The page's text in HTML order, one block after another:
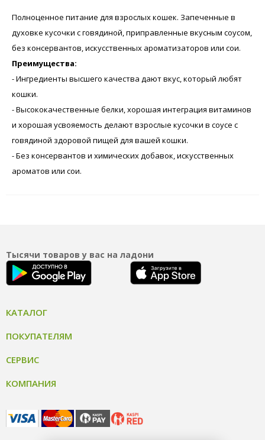
Полноценное питание для взрослых кошек. Запеченные в
духовке кусочки с говядиной, приправленные вкусным соусом,
без консервантов, искусственных ароматизаторов или сои.
Преимущества:
- Ингредиенты высшего качества дают вкус, который любят
кошки.
- Высококачественные белки, хорошая интеграция витаминов
и хорошая усвояемость делают взрослые кусочки в соусе с
говядиной здоровой пищей для вашей кошки.
- Без консервантов и химических добавок, искусственных
ароматов или сои.
Тысячи товаров у вас на ладони
КАТАЛОГ
ПОКУПАТЕЛЯМ
СЕРВИС
КОМПАНИЯ